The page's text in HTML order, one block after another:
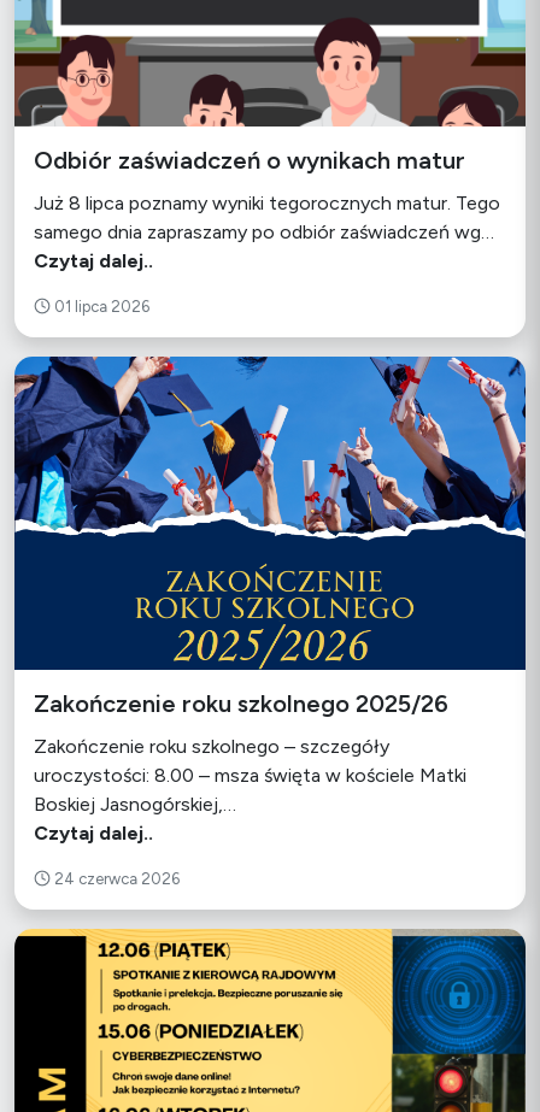
Odbiór zaświadczeń o wynikach matur
Już 8 lipca poznamy wyniki tegorocznych matur. Tego
samego dnia zapraszamy po odbiór zaświadczeń wg…
Czytaj dalej..
01 lipca 2026
Zakończenie roku szkolnego 2025/26
Zakończenie roku szkolnego – szczegóły
uroczystości: 8.00 – msza święta w kościele Matki
Boskiej Jasnogórskiej,…
Czytaj dalej..
24 czerwca 2026